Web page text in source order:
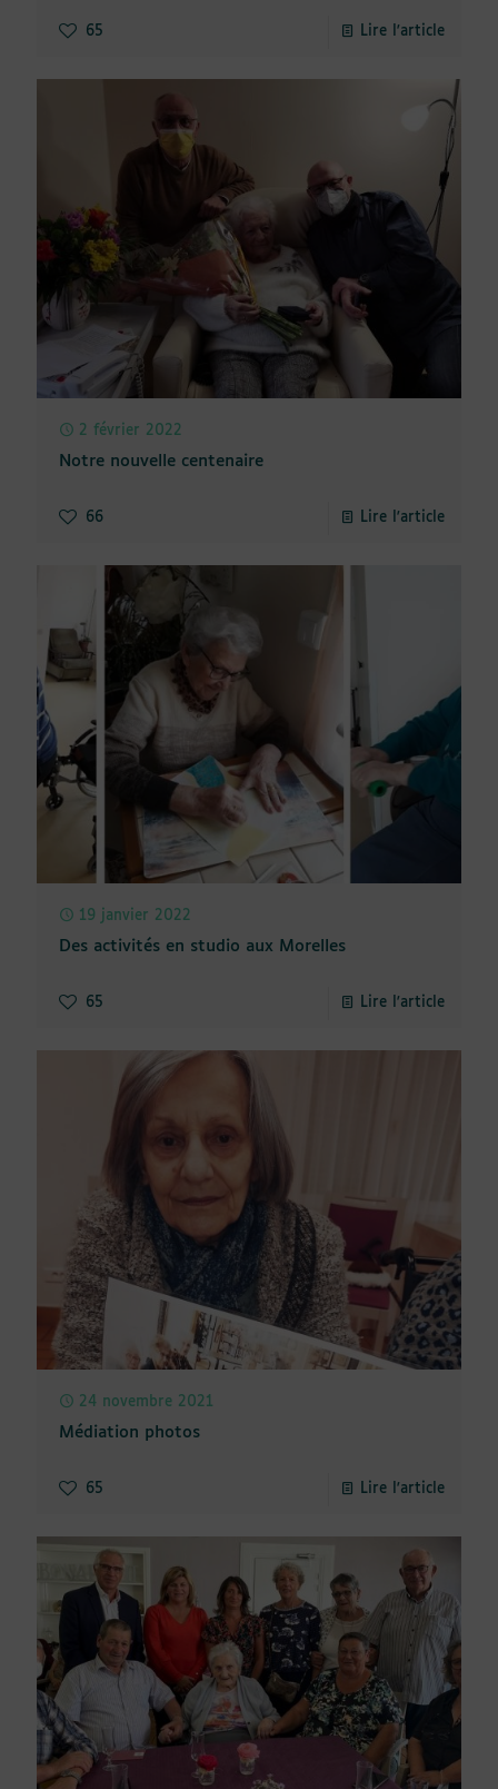
65 Lire l'article
2 février 2022
Notre nouvelle centenaire
66 Lire l'article
19 janvier 2022
Des activités en studio aux Morelles
65 Lire l'article
24 novembre 2021
Médiation photos
65 Lire l'article